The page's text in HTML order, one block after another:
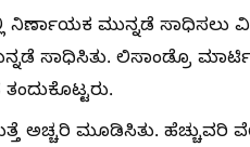
ಮುನ್ನಡೆ ಸಾಧಿಸಲು
ಸಾಧಿಸಿತು. ಲಿಸಾಂಡ್ರೊ
ಅಚ್ಚರಿ ಮೂಡಿಸಿತು. ಹೆಚ್ಚುವರಿ